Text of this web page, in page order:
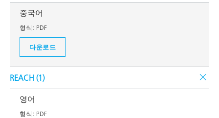
중국어
형식: PDF
다운로드
REACH (1)
영어
형식: PDF